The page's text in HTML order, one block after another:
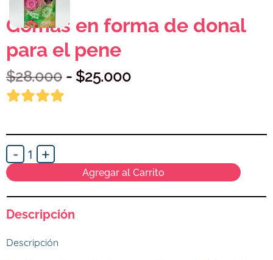
Gomas en forma de donal
para el pene
$28.000 - $25.000
- 1 +
Agregar al Carrito
Descripción
Descripción